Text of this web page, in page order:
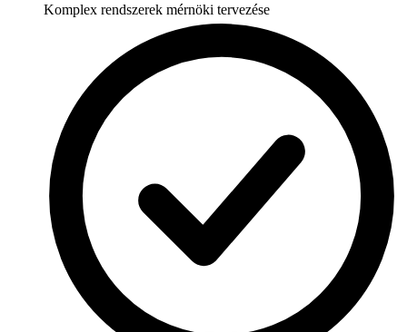
Komplex rendszerek mérnöki tervezése